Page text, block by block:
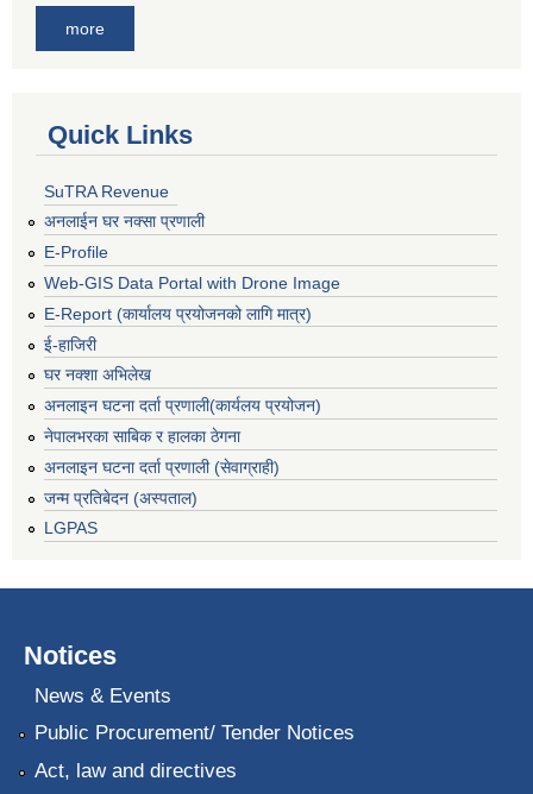
more
Quick Links
SuTRA Revenue
अनलाईन घर नक्सा प्रणाली
E-Profile
Web-GIS Data Portal with Drone Image
E-Report (कार्यालय प्रयोजनको लागि मात्र)
ई-हाजिरी
घर नक्शा अभिलेख
अनलाइन घटना दर्ता प्रणाली(कार्यलय प्रयोजन)
नेपालभरका साबिक र हालका ठेगना
अनलाइन घटना दर्ता प्रणाली (सेवाग्राही)
जन्म प्रतिबेदन (अस्पताल)
LGPAS
Notices
News & Events
Public Procurement/ Tender Notices
Act, law and directives